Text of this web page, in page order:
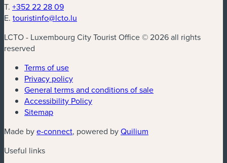
T. +352 22 28 09
E. touristinfo@lcto.lu
LCTO - Luxembourg City Tourist Office © 2026 all rights
reserved
Terms of use
Privacy policy
General terms and conditions of sale
Accessibility Policy
Sitemap
Made bye-connect(new window)
, powered byQuilium
Useful links